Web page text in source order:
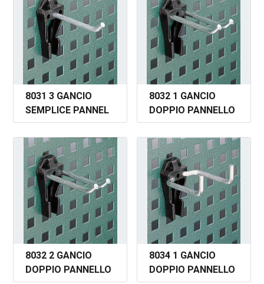
8031 3 GANCIO
SEMPLICE PANNEL
8032 1 GANCIO
DOPPIO PANNELLO
8032 2 GANCIO
DOPPIO PANNELLO
8034 1 GANCIO
DOPPIO PANNELLO